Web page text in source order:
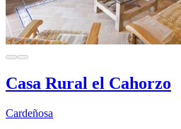
Casa Rural el Cahorzo
Cardeñosa